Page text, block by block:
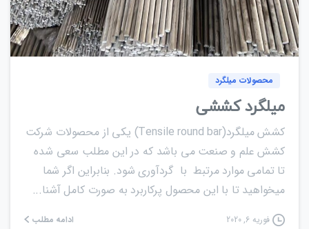
0
0
محصولات میلگرد
میلگرد کششی
کشش میلگرد(Tensile round bar) یکی از محصولات شرکت
کشش علم و صنعت می باشد که در این مطلب سعی شده
تا تمامی موارد مرتبط با گردآوری شود. بنابراین اگر شما
میخواهید تا با این محصول پرکاربرد به صورت کامل آشنا...
فوریه 6, 2020 ادامه مطلب